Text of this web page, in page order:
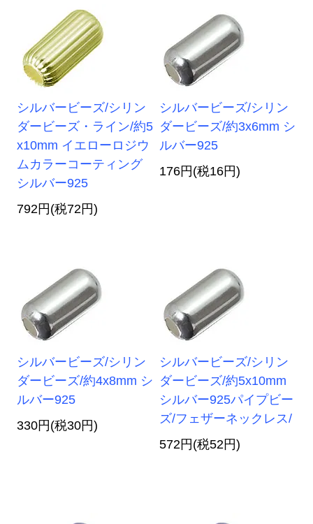
シルバービーズ/シリン
ダービーズ・ライン/約5
x10mm イエローロジウ
ムカラーコーティング
シルバー925
792円(税72円)
シルバービーズ/シリン
ダービーズ/約3x6mm シ
ルバー925
176円(税16円)
シルバービーズ/シリン
ダービーズ/約4x8mm シ
ルバー925
330円(税30円)
シルバービーズ/シリン
ダービーズ/約5x10mm
シルバー925パイプビー
ズ/フェザーネックレス/
572円(税52円)